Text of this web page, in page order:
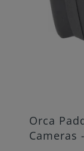
Orca
Cameras